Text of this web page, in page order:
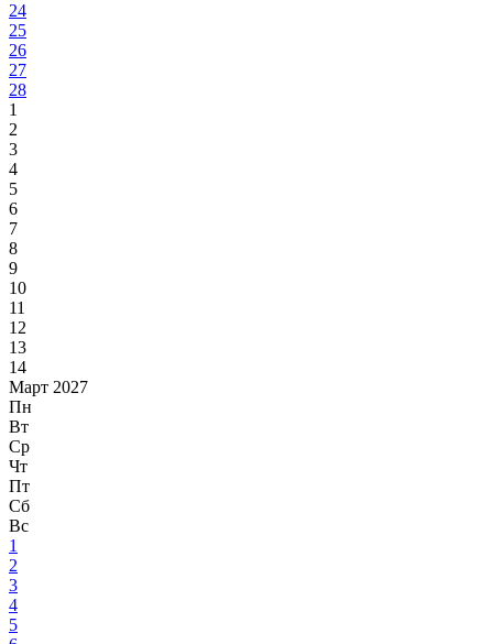
24
25
26
27
28
1
2
3
4
5
6
7
8
9
10
11
12
13
14
Март 2027
Пн
Вт
Ср
Чт
Пт
Сб
Вс
1
2
3
4
5